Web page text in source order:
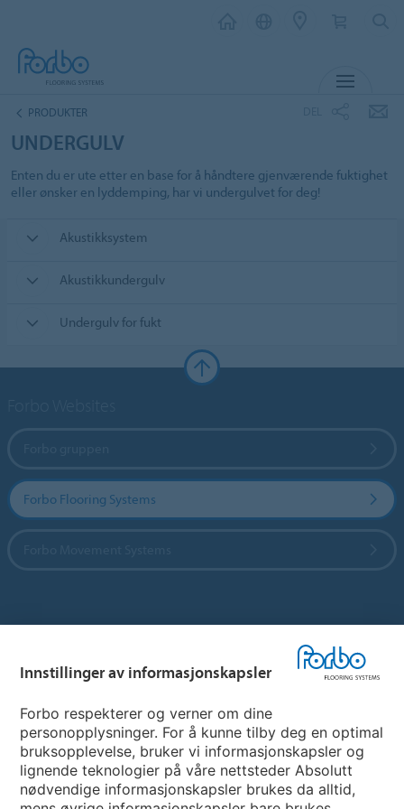
PRODUKTER
UNDERGULV
Enten du er ute etter en base for å håndtere gjenværende fuktighet
eller ønsker en lyddemping, har vi undergulvet for deg!
Akustikksystem
Akustikkundergulv
Undergulv for fukt
Forbo Flooring Systems
Hjemmeside per land
Velg land
My Forbo
INFORMASJON COVID-19
Support - Ansvarsfraskrivelse
Innstillinger av informasjonskapsler
Forbo respekterer og verner om dine
personopplysninger. For å kunne tilby deg en optimal
bruksopplevelse, bruker vi informasjonskapsler og
lignende teknologier på våre nettsteder Absolutt
nødvendige informasjonskapsler brukes da alltid,